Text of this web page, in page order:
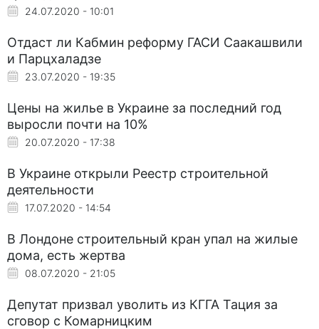
24.07.2020 - 10:01
Отдаст ли Кабмин реформу ГАСИ Саакашвили
и Парцхаладзе
23.07.2020 - 19:35
Цены на жилье в Украине за последний год
выросли почти на 10%
20.07.2020 - 17:38
В Украине открыли Реестр строительной
деятельности
17.07.2020 - 14:54
В Лондоне строительный кран упал на жилые
дома, есть жертва
08.07.2020 - 21:05
Депутат призвал уволить из КГГА Тация за
сговор с Комарницким